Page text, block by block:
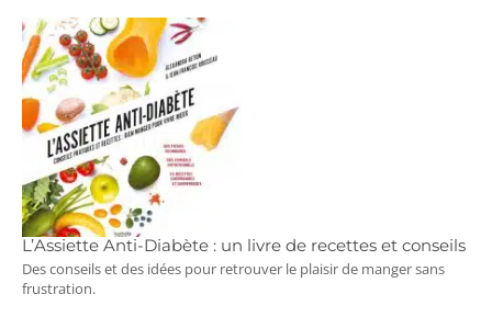
L’Assiette Anti-Diabète : un livre de recettes et conseils
Des conseils et des idées pour retrouver le plaisir de manger sans
frustration.